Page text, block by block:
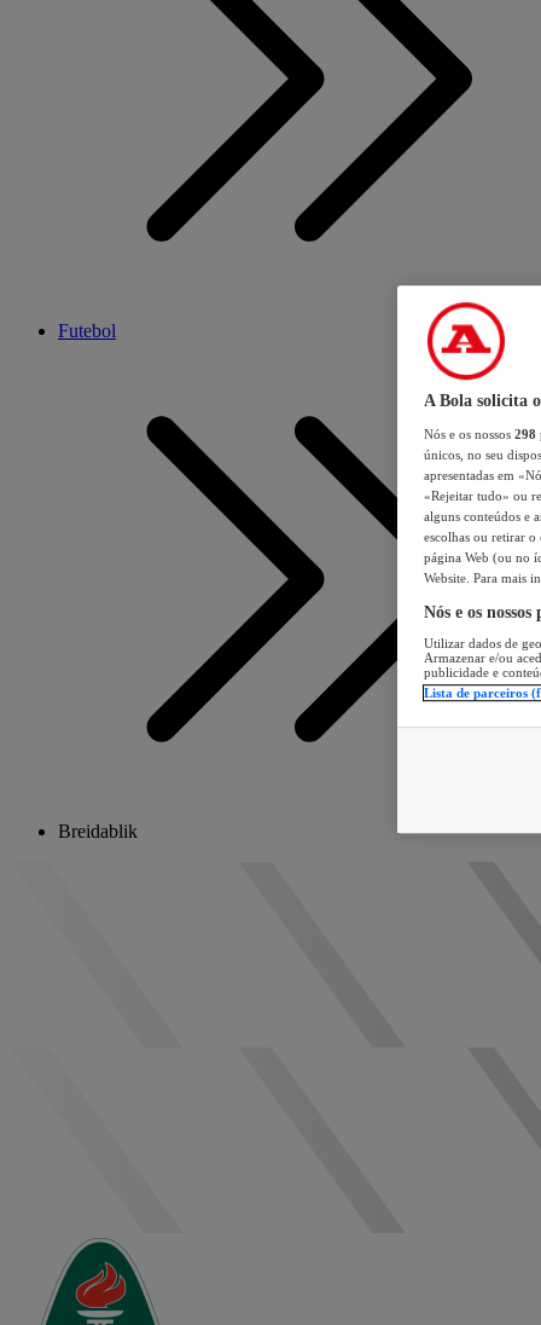
Futebol
Breidablik
A Bola solicita
Nós e os nossos 298
únicos, no seu
apresentadas em
«Rejeitar tudo» ou
alguns conteúdos e
escolhas ou retirar
página Web (ou no
Website. Para mais
Nós e os
Utilizar dados de
Armazenar e/ou
publicidade e
Lista de parceiros